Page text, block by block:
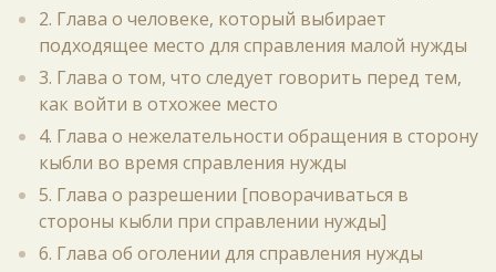
2. Глава о человеке, который выбирает
подходящее место для справления малой нужды
3. Глава о том, что следует говорить перед тем,
как войти в отхожее место
4. Глава о нежелательности обращения в сторону
кыбли во время справления нужды
5. Глава о разрешении [поворачиваться в
стороны кыбли при справлении нужды]
6. Глава об оголении для справления нужды